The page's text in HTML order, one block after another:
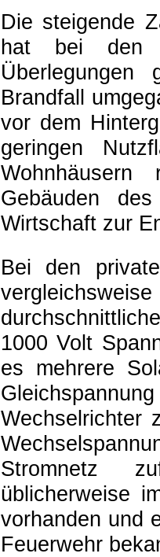
Die steigende
hat bei den
Brandfall
vor dem
geringen
Wohnhäusern
Gebäuden
Wirtschaft zur
Bei den
1000 Volt
es mehrere
Wechselrichter
Stromnetz
üblicherweise
vorhanden und
Feuerwehr